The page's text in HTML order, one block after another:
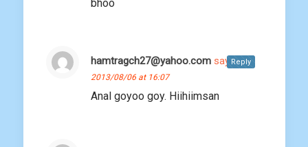
bhoo
hamtragch27@yahoo.com says:
2013/08/06 at 16:07
Anal goyoo goy. Hiihiimsan
Reply